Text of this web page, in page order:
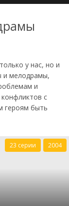
у нас, но и
и мелодрамы,
и
с
героям быть
23 серии 2004